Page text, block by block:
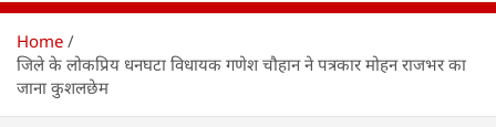
Home
जिले के लोकप्रिय धनघटा विधायक गणेश चौहान ने पत्रकार मोहन राजभर का
जाना कुशलछेम